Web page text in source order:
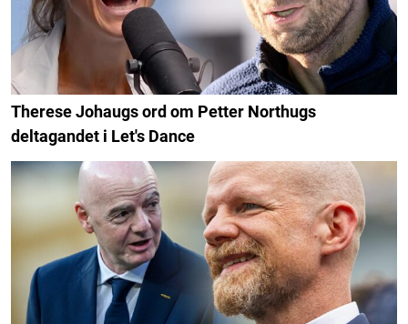
Therese Johaugs ord om Petter Northugs
deltagandet i Let's Dance